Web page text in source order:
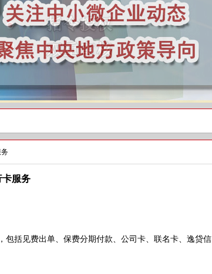
卡服务
括见费出单、保费分期付款、公司卡、联名卡、逸贷信